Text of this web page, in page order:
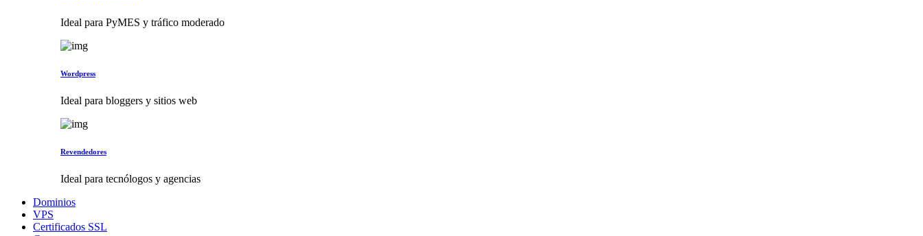
Ideal para PyMES y tráfico moderado
Wordpress
Ideal para bloggers y sitios web
Revendedores
Ideal para tecnólogos y agencias
Dominios
VPS
Certificados SSL